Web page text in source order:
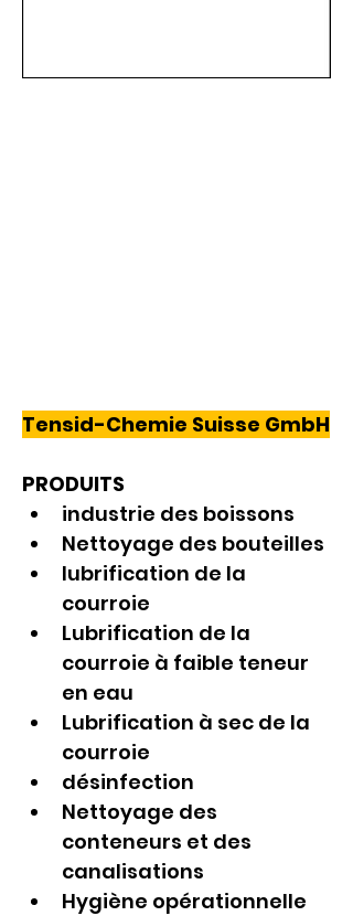
Tensid-Chemie Suisse GmbH
PRODUITS
industrie des boissons
Nettoyage des bouteilles
lubrification de la
courroie
Lubrification de la
courroie à faible teneur
en eau
Lubrification à sec de la
courroie
désinfection
Nettoyage des
conteneurs et des
canalisations
Hygiène opérationnelle